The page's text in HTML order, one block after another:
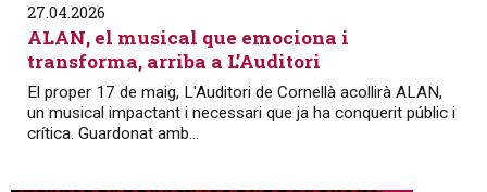
27.04.2026
ALAN, el musical que emociona i
transforma, arriba a L’Auditori
El proper 17 de maig, L'Auditori de Cornellà acollirà ALAN,
un musical impactant i necessari que ja ha conquerit públic i
crítica. Guardonat amb...